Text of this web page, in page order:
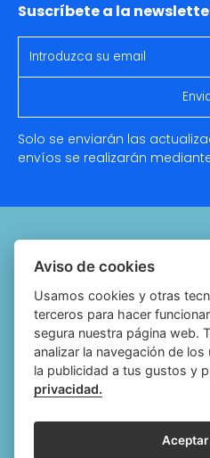
Suscríbete a la
Solo se enviarán las
envíos se realizarán
Política de cookies
Política de privacidad
Aviso legal
Configurar cookies
Aviso de cookies
Usamos cookies y otras
terceros para hacer
segura nuestra página web.
analizar la navegación de
la publicidad a tus gustos y
privacidad.